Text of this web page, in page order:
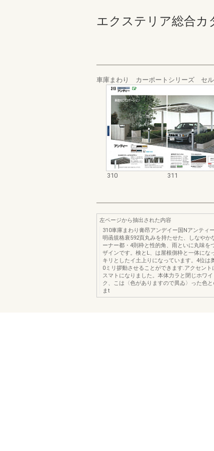
エクステリア総合カ
車庫まわり カーポートシリーズ セル
310 311
左ページから抽出された内容
310車庫まわり膏昂アンデイー国Nアンティ
明函規格衰592頁丸みを持たせた、しなやか
ーナー都・4則枠と性的角、雨といに丸味を
ザインです。検とL、は屋根側枠と一体にな
キリとしたイ土上りになっています。4位は
0ミリ拶動させることができます.アクセント
スマトになりました。本体力ラと閉じホワ
ク、こは〈色がありますので異ゐ〉った色
まt